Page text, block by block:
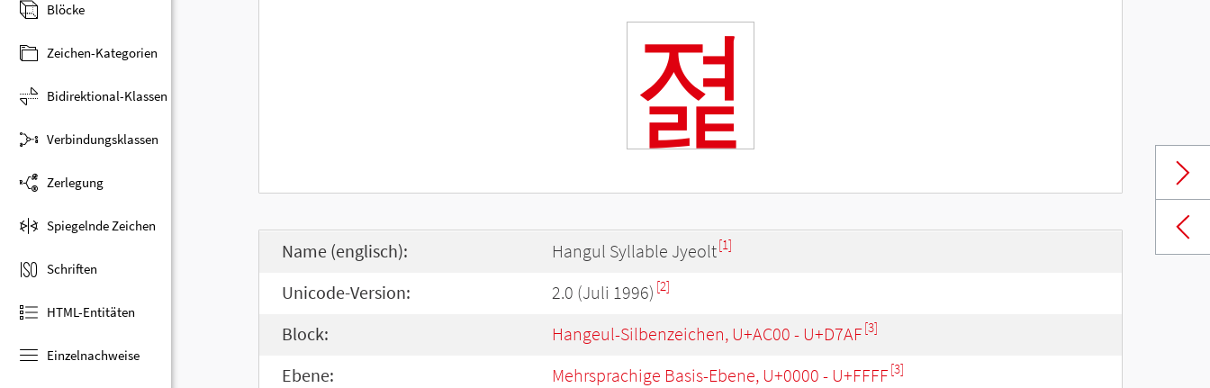
Blöcke
Zeichen-Kategorien
Bidirektional-Klassen
Verbindungsklassen
Zerlegung
Spiegelnde Zeichen
Schriften
HTML-Entitäten
Einzelnachweise
졅
Name (englisch): Hangul Syllable Jyeolt[1]
Unicode-Version: 2.0 (Juli 1996) [2]
Block: Hangeul-Silbenzeichen, U+AC00 - U+D7AF[3]
Ebene: Mehrsprachige Basis-Ebene, U+0000 - U+FFFF[3]